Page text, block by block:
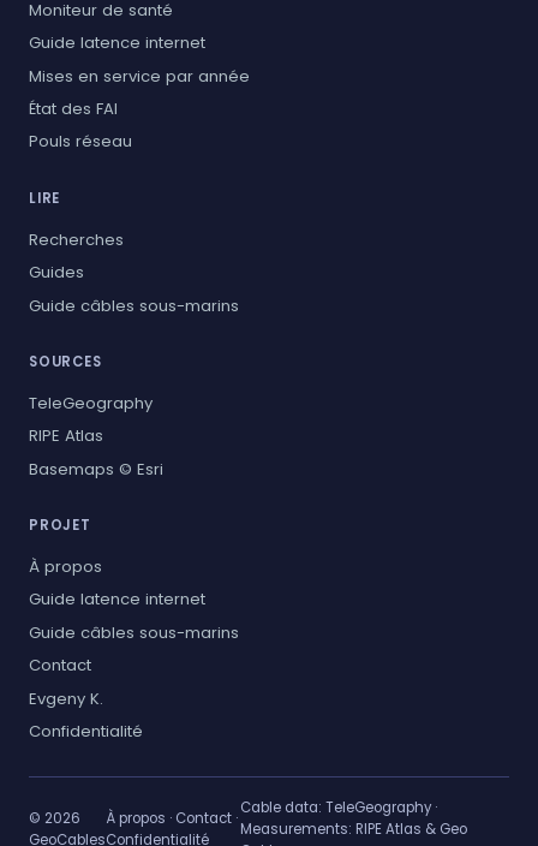
Moniteur de santé
Guide latence internet
Mises en service par année
État des FAI
Pouls réseau
LIRE
Recherches
Guides
Guide câbles sous-marins
SOURCES
TeleGeography
RIPE Atlas
Basemaps © Esri
PROJET
À propos
Guide latence internet
Guide câbles sous-marins
Contact
Evgeny K.
Confidentialité
© 2026
GeoCables
À propos · Contact ·
Confidentialité
Cable data: TeleGeography·
Measurements: RIPE Atlas & Geo